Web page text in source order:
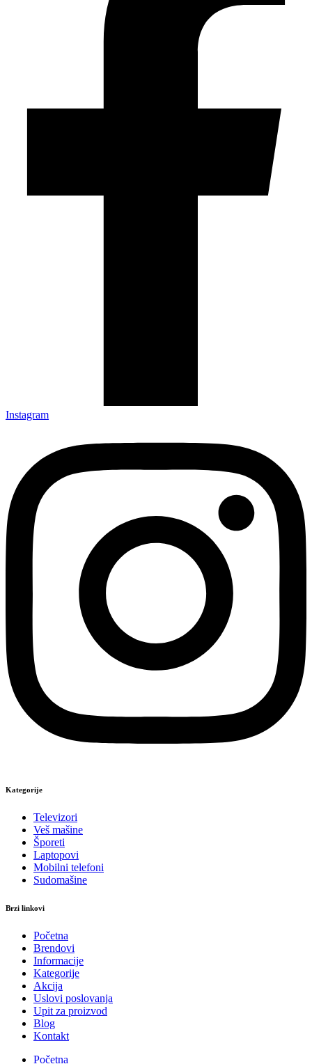
Instagram
Kategorije
Televizori
Veš mašine
Šporeti
Laptopovi
Mobilni telefoni
Sudomašine
Brzi linkovi
Početna
Brendovi
Informacije
Kategorije
Akcija
Uslovi poslovanja
Upit za proizvod
Blog
Kontakt
Početna